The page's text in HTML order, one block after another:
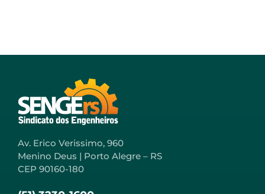
Av. Erico Verissimo, 960
Menino Deus | Porto Alegre – RS
CEP 90160-180